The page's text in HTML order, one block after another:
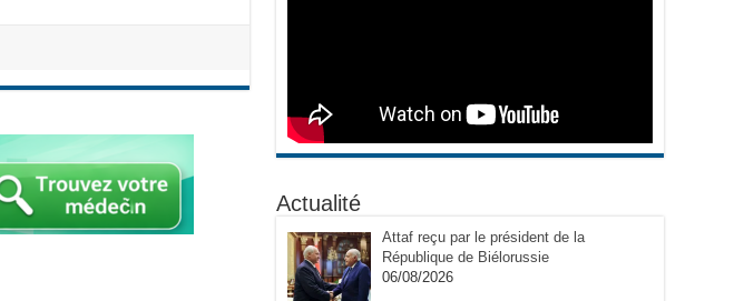
Actualité
Attaf reçu par le président de la
République de Biélorussie
06/08/2026